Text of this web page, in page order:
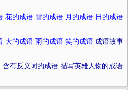
花的成语 雪的成语 月的成语 日的成语
大的成语 雨的成语 笑的成语 成语故事
含有反义词的成语 描写英雄人物的成语